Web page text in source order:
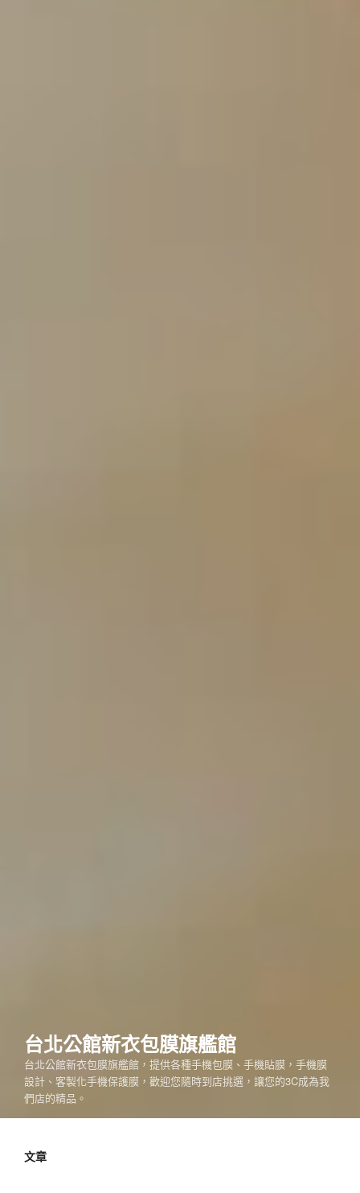
台北公館新衣包膜旗艦館
台北公館新衣包膜旗艦館，提供各種手機包膜、手機貼膜，手機膜
設計、客製化手機保護膜，歡迎您隨時到店挑選，讓您的3C成為我
們店的精品。
文章